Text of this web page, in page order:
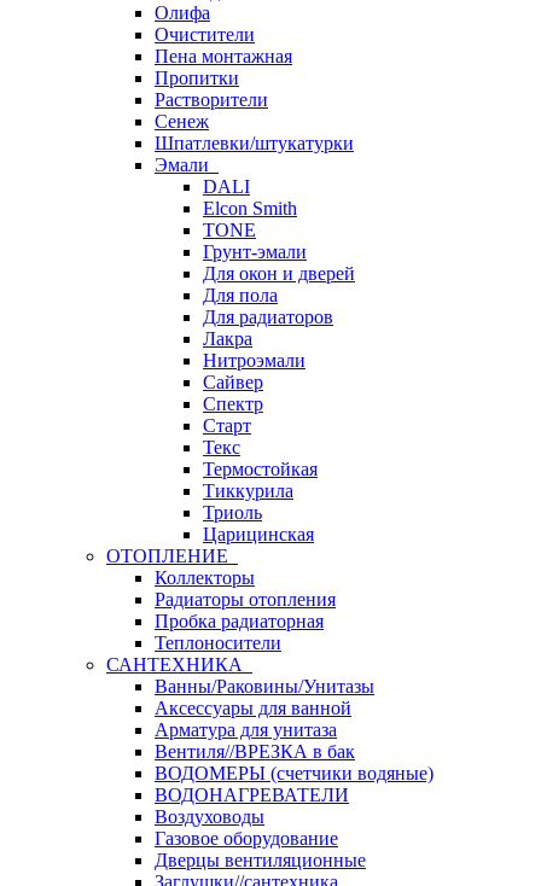
Олифа
Очистители
Пена монтажная
Пропитки
Растворители
Сенеж
Шпатлевки/штукатурки
Эмали
DALI
Elcon Smith
TONE
Грунт-эмали
Для окон и дверей
Для пола
Для радиаторов
Лакра
Нитроэмали
Сайвер
Спектр
Старт
Текс
Термостойкая
Тиккурила
Триоль
Царицинская
ОТОПЛЕНИЕ
Коллекторы
Радиаторы отопления
Пробка радиаторная
Теплоносители
САНТЕХНИКА
Ванны/Раковины/Унитазы
Аксессуары для ванной
Арматура для унитаза
Вентиля//ВРЕЗКА в бак
ВОДОМЕРЫ (счетчики водяные)
ВОДОНАГРЕВАТЕЛИ
Воздуховоды
Газовое оборудование
Дверцы вентиляционные
Заглушки//сантехника